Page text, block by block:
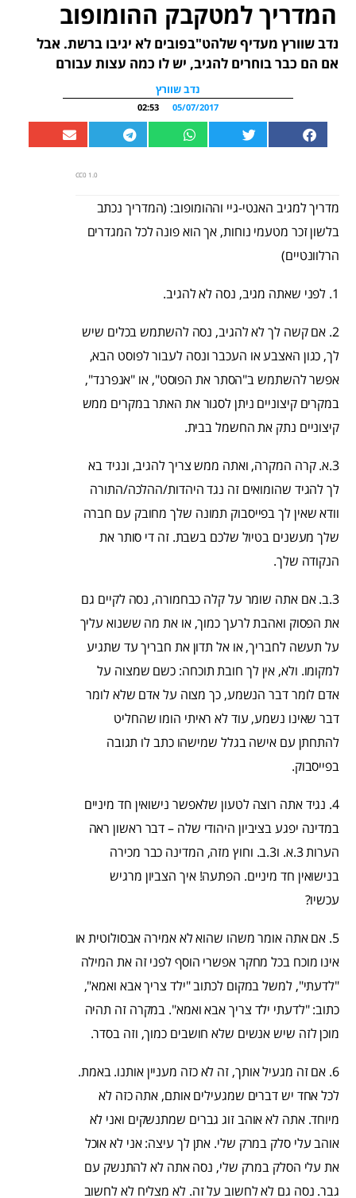
המדריך למטקבק ההומופוב
נדב שוורץ מעדיף שלהט"בפובים לא יגיבו ברשת. אבל
אם הם כבר בוחרים להגיב, יש לו כמה עצות עבורם
נדב שוורץ
05/07/2017
02:53
CC0 1.0
מדריך למגיב האנטי-גיי וההומופוב: (המדריך נכתב
בלשון זכר מטעמי נוחות, אך הוא פונה לכל המגדרים
הרלוונטיים)
1. לפני שאתה מגיב, נסה לא להגיב.
2. אם קשה לך לא להגיב, נסה להשתמש בכלים שיש
לך, כגון האצבע או העכבר ונסה לעבור לפוסט הבא,
אפשר להשתמש ב"הסתר את הפוסט", או "אנפרנד",
במקרים קיצוניים ניתן לסגור את האתר במקרים ממש
קיצוניים נתק את החשמל בבית.
3.א. קרה המקרה, ואתה ממש צריך להגיב, ונגיד בא
לך להגיד שהומואים זה נגד היהדות/ההלכה/התורה
וודא שאין לך בפייסבוק תמונה שלך מחובק עם חברה
שלך מעשנים בטיול שלכם בשבת. זה די סותר את
הנקודה שלך.
3.ב. אם אתה שומר על קלה כבחמורה, נסה לקיים גם
את הפסוק ואהבת לרעך כמוך, או את מה ששנוא עליך
על תעשה לחבריך, או אל תדון את חבריך עד שתגיע
למקומו. ולא, אין לך חובת תוכחה: כשם שמצוה על
אדם לומר דבר הנשמע, כך מצוה על אדם שלא לומר
דבר שאינו נשמע, עוד לא ראיתי הומו שהחליט
להתחתן עם אישה בגלל שמישהו כתב לו תגובה
בפייסבוק.
4. נגיד אתה רוצה לטעון שלאפשר נישואין חד מיניים
במדינה יפגע בציביון היהודי שלה – דבר ראשון ראה
הערות 3.א. ו3.ב. וחוץ מזה, המדינה כבר מכירה
בנישואין חד מיניים. הפתעה! איך הצביון מרגיש
עכשיו?
5. אם אתה אומר משהו שהוא לא אמירה אבסולוטית או
אינו מוכח בכל מחקר אפשרי הוסף לפני זה את המילה
"לדעתי", למשל במקום לכתוב "ילד צריך אבא ואמא",
כתוב: "לדעתי ילד צריך אבא ואמא". במקרה זה תהיה
מוכן לזה שיש אנשים שלא חושבים כמוך, וזה בסדר.
6. אם זה מגעיל אותך, זה לא כזה מעניין אותנו. באמת.
לכל אחד יש דברים שמגעילים אותם, אתה כזה לא
מיוחד. אתה לא אוהב זוג גברים שמתנשקים ואני לא
אוהב עלי סלק במרק שלי. אתן לך עיצה: אני לא אוכל
את עלי הסלק במרק שלי, נסה אתה לא להתנשק עם
גבר. נסה גם לא לחשוב על זה. לא מצליח לא לחשוב